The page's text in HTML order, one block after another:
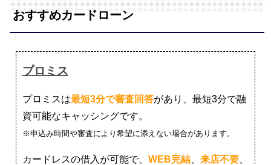
おすすめカードローン
プロミス
プロミスは最短3分で審査回答があり、最短3分で融
資可能なキャッシングです。
※申込み時間や審査により希望に添えない場合があります。
カードレスの借入が可能で、 WEB完結、 来店不要、